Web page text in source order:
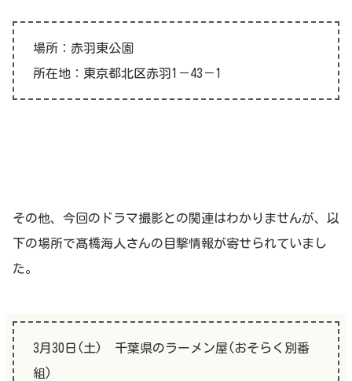
場所：赤羽東公園
所在地：東京都北区赤羽1－43－1
その他、今回のドラマ撮影との関連はわかりませんが、以
下の場所で髙橋海人さんの目撃情報が寄せられていまし
た。
3月30日(土) 千葉県のラーメン屋(おそらく別番
組)